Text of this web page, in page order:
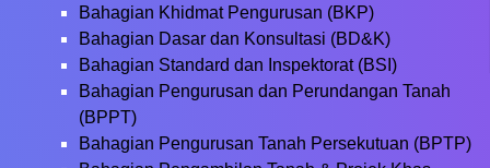
Bahagian Khidmat Pengurusan (BKP)
Bahagian Dasar dan Konsultasi (BD&K)
Bahagian Standard dan Inspektorat (BSI)
Bahagian Pengurusan dan Perundangan Tanah
(BPPT)
Bahagian Pengurusan Tanah Persekutuan (BPTP)